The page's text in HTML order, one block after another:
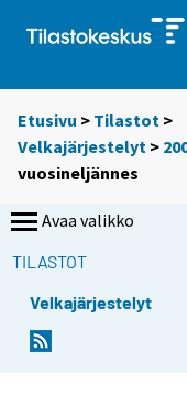
Etusivu > Tilastot >
Velkajärjestelyt >
vuosineljännes
Avaa valikko
TILASTOT
Velkajärjestelyt